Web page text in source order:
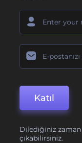
Katıl
Dilediğiniz
çıkabilirsiniz.